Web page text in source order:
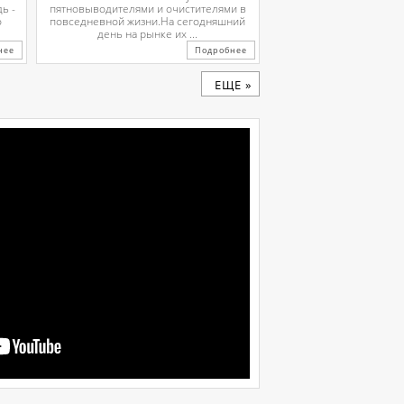
-
пятновыводителями и очистителями в
повседневной жизни.На сегодняшний
день на рынке их ...
Подробнее
ЕЩЕ »